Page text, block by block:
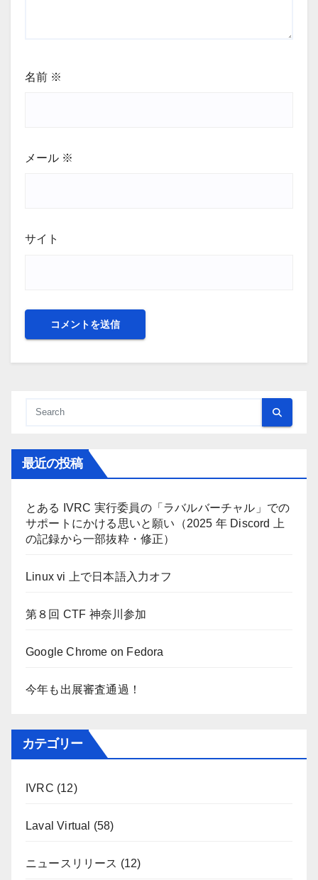
名前 ※
メール ※
サイト
最近の投稿
とある IVRC 実行委員の「ラバルバーチャル」での
サポートにかける思いと願い（2025 年 Discord 上
の記録から一部抜粋・修正）
Linux vi 上で日本語入力オフ
第８回 CTF 神奈川参加
Google Chrome on Fedora
今年も出展審査通過！
カテゴリー
IVRC (12)
Laval Virtual (58)
ニュースリリース (12)